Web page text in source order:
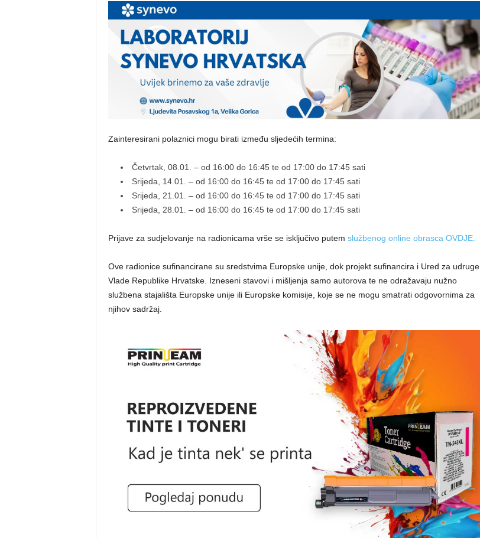
Zainteresirani polaznici mogu birati između sljedećih termina:
Četvrtak, 08.01. – od 16:00 do 16:45 te od 17:00 do 17:45 sati
Srijeda, 14.01. – od 16:00 do 16:45 te od 17:00 do 17:45 sati
Srijeda, 21.01. – od 16:00 do 16:45 te od 17:00 do 17:45 sati
Srijeda, 28.01. – od 16:00 do 16:45 te od 17:00 do 17:45 sati
Prijave za sudjelovanje na radionicama vrše se isključivo putem službenog online obrasca OVDJE.
Ove radionice sufinancirane su sredstvima Europske unije, dok projekt sufinancira i Ured za udruge
Vlade Republike Hrvatske. Izneseni stavovi i mišljenja samo autorova te ne odražavaju nužno
službena stajališta Europske unije ili Europske komisije, koje se ne mogu smatrati odgovornima za
njihov sadržaj.